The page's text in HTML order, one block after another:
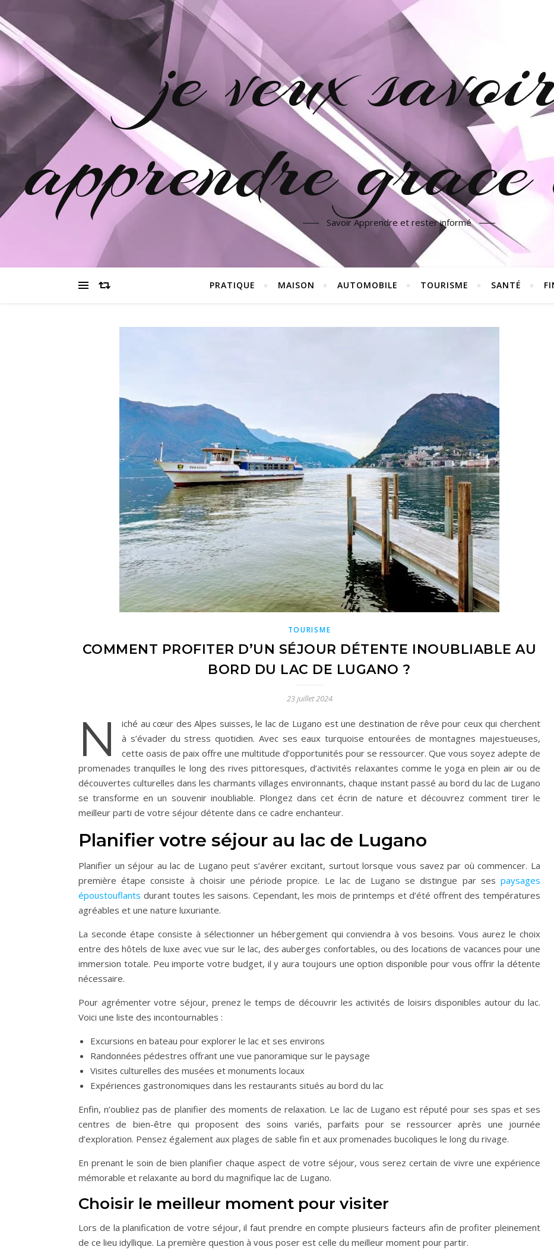
je veux
apprendreSavoir Apprendre et rester informé
PRATIQUE MAISON AUTOMOBILE TOURISME SANTÉ
TOURISME
COMMENT PROFITER D’UN SÉJOUR DÉTENTE INOUBLIABLE AU
BORD DU LAC DE LUGANO ?
23 juillet 2024
N
iché au cœur des Alpes suisses, le lac de Lugano est une destination de rêve pour ceux qui cherchent
à s’évader du stress quotidien. Avec ses eaux turquoise entourées de montagnes majestueuses,
cette oasis de paix offre une multitude d’opportunités pour se ressourcer. Que vous soyez adepte de
promenades tranquilles le long des rives pittoresques, d’activités relaxantes comme le yoga en plein air ou de
découvertes culturelles dans les charmants villages environnants, chaque instant passé au bord du lac de Lugano
se transforme en un souvenir inoubliable. Plongez dans cet écrin de nature et découvrez comment tirer le
meilleur parti de votre séjour détente dans ce cadre enchanteur.
Planifier votre séjour au lac de Lugano
Planifier un séjour au lac de Lugano peut s’avérer excitant, surtout lorsque vous savez par où commencer. La
première étape consiste à choisir une période propice. Le lac de Lugano se distingue par ses paysages
époustouflants durant toutes les saisons. Cependant, les mois de printemps et d’été offrent des températures
agréables et une nature luxuriante.
La seconde étape consiste à sélectionner un hébergement qui conviendra à vos besoins. Vous aurez le choix
entre des hôtels de luxe avec vue sur le lac, des auberges confortables, ou des locations de vacances pour une
immersion totale. Peu importe votre budget, il y aura toujours une option disponible pour vous offrir la détente
nécessaire.
Pour agrémenter votre séjour, prenez le temps de découvrir les activités de loisirs disponibles autour du lac.
Voici une liste des incontournables :
Excursions en bateau pour explorer le lac et ses environs
Randonnées pédestres offrant une vue panoramique sur le paysage
Visites culturelles des musées et monuments locaux
Expériences gastronomiques dans les restaurants situés au bord du lac
Enfin, n’oubliez pas de planifier des moments de relaxation. Le lac de Lugano est réputé pour ses spas et ses
centres de bien-être qui proposent des soins variés, parfaits pour se ressourcer après une journée
d’exploration. Pensez également aux plages de sable fin et aux promenades bucoliques le long du rivage.
En prenant le soin de bien planifier chaque aspect de votre séjour, vous serez certain de vivre une expérience
mémorable et relaxante au bord du magnifique lac de Lugano.
Choisir le meilleur moment pour visiter
Lors de la planification de votre séjour, il faut prendre en compte plusieurs facteurs afin de profiter pleinement
de ce lieu idyllique. La première question à vous poser est celle du meilleur moment pour partir.